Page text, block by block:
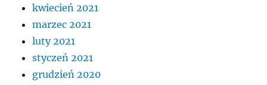
kwiecień 2021
marzec 2021
luty 2021
styczeń 2021
grudzień 2020